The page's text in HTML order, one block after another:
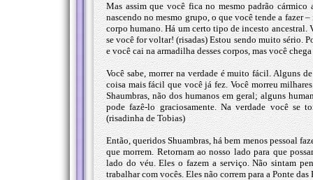
Mas assim que você fica no mesmo padrão cármico
nascendo no mesmo grupo, o que você tende a fazer
corpo humano. Há um certo tipo de incesto
se você for voltar! (risadas) Estou sendo muito sério.
e você cai na armadilha desses corpos, mas você
Você sabe, morrer na verdade é muito fácil. Alguns
coisa mais fácil que você já fez. Você morreu
Shaumbras, não dos humanos em geral; alguns
pode fazê-lo graciosamente. Na verdade você se
(risadinha de Tobias)
Então, queridos Shuambras, há bem menos pessoal
que morrem. Retornam ao nosso lado para que
lado do véu. Eles o fazem a serviço. Não sintam
trabalhar com vocês. Eles não correm para a Ponte